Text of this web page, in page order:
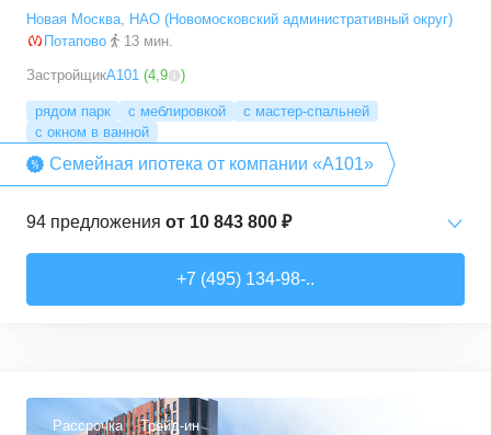
Новая Москва, НАО (Новомосковский административный округ)
Потапово
13 мин.
ЗастройщикА101 (4,9 )
рядом парк с меблировкой
с мастер-спальней
с окном в ванной
Семейная ипотека от компании «А101»
94 предложения от 10 843 800 ₽
+7 (495) 134-98-..
Рассрочка Трейд-ин